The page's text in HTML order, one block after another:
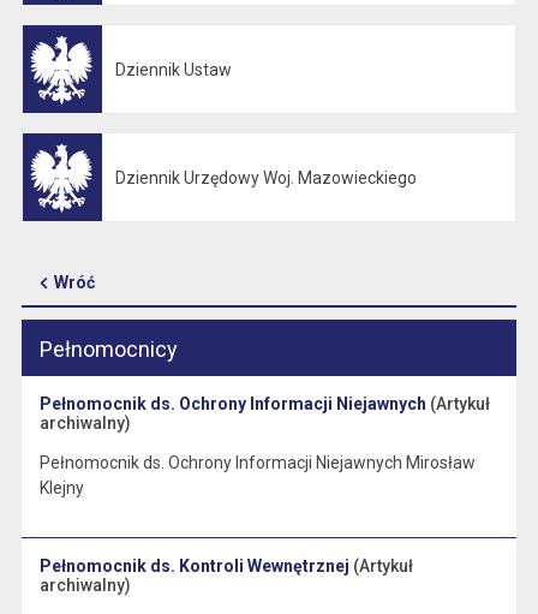
Dziennik Ustaw
Dziennik Urzędowy Woj. Mazowieckiego
Wróć
Pełnomocnicy
Pełnomocnik ds. Ochrony Informacji Niejawnych (Artykuł
archiwalny)
Pełnomocnik ds. Ochrony Informacji Niejawnych Mirosław
Klejny
Pełnomocnik ds. Kontroli Wewnętrznej (Artykuł
archiwalny)